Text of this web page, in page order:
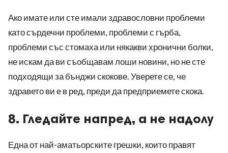
Ако имате или сте имали здравословни проблеми
като сърдечни проблеми, проблеми с гърба,
проблеми със стомаха или някакви хронични болки,
не искам да ви съобщавам лоши новини, но не сте
подходящи за бънджи скокове. Уверете се, че
здравето ви е в ред, преди да предприемете скока.
8. Гледайте напред, а не надолу
Една от най-аматьорските грешки, които правят